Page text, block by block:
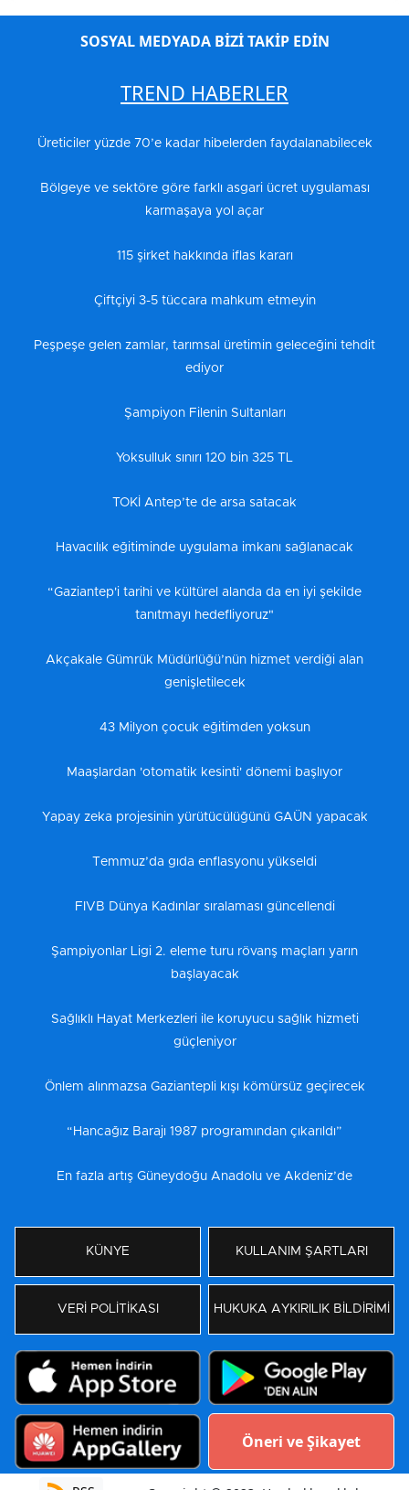
SOSYAL MEDYADA BİZİ TAKİP EDİN
TREND HABERLER
Üreticiler yüzde 70’e kadar hibelerden faydalanabilecek
Bölgeye ve sektöre göre farklı asgari ücret uygulaması
karmaşaya yol açar
115 şirket hakkında iflas kararı
Çiftçiyi 3-5 tüccara mahkum etmeyin
Peşpeşe gelen zamlar, tarımsal üretimin geleceğini tehdit
ediyor
Şampiyon Filenin Sultanları
Yoksulluk sınırı 120 bin 325 TL
TOKİ Antep’te de arsa satacak
Havacılık eğitiminde uygulama imkanı sağlanacak
“Gaziantep'i tarihi ve kültürel alanda da en iyi şekilde
tanıtmayı hedefliyoruz"
Akçakale Gümrük Müdürlüğü’nün hizmet verdiği alan
genişletilecek
43 Milyon çocuk eğitimden yoksun
Maaşlardan 'otomatik kesinti' dönemi başlıyor
Yapay zeka projesinin yürütücülüğünü GAÜN yapacak
Temmuz’da gıda enflasyonu yükseldi
FIVB Dünya Kadınlar sıralaması güncellendi
Şampiyonlar Ligi 2. eleme turu rövanş maçları yarın
başlayacak
Sağlıklı Hayat Merkezleri ile koruyucu sağlık hizmeti
güçleniyor
Önlem alınmazsa Gaziantepli kışı kömürsüz geçirecek
“Hancağız Barajı 1987 programından çıkarıldı”
En fazla artış Güneydoğu Anadolu ve Akdeniz’de
KÜNYE KULLANIM ŞARTLARI
VERİ POLİTİKASI HUKUKA AYKIRILIK BİLDİRİMİ
Öneri ve Şikayet